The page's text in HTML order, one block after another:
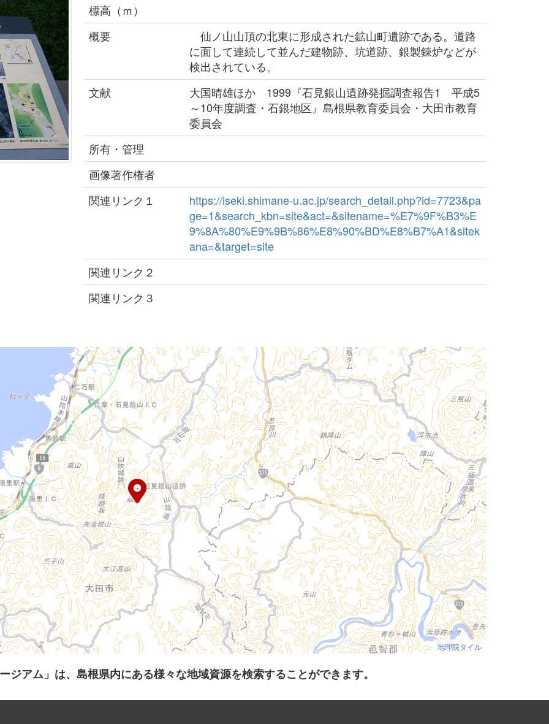
標高（ｍ）
概要
仙ノ山山頂の北東に形成された鉱山町遺跡である。道路
に面して連続して並んだ建物跡、坑道跡、銀製錬炉などが
検出されている。
文献
大国晴雄ほか 1999『石見銀山遺跡発掘調査報告1 平成5
～10年度調査・石銀地区』島根県教育委員会・大田市教育
委員会
所有・管理
画像著作権者
関連リンク１
https://iseki.shimane-u.ac.jp/search_detail.php?id=7723&pa
ge=1&search_kbn=site&act=&sitename=%E7%9F%B3%E
9%8A%80%E9%9B%86%E8%90%BD%E8%B7%A1&sitek
ana=&target=site
関連リンク２
関連リンク３
地理院タイル
ジアム」は、島根県内にある様々な地域資源を検索することができます。